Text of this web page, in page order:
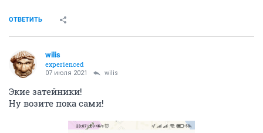
ОТВЕТИТЬ
wilis
experienced
07 июля 2021 wilis
Экие затейники!
Ну возите пока сами!